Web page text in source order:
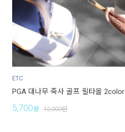
ETC
PGA 대나무 죽사 골프 릴타올 2color
5,700원 12,000원